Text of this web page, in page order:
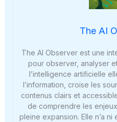
The AI
The AI Observer est une
pour observer, analyser
l’intelligence artificielle
l’information, croise les
contenus clairs et
de comprendre les
pleine expansion. Elle n’a